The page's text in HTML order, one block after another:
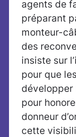
agents de
préparant
monteur-
des
insiste sur
pour que
développer
pour
donneur
cette